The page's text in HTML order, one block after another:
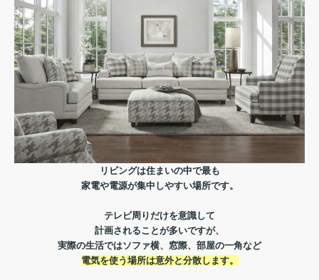
リビングは住まいの中で最も
家電や電源が集中しやすい場所です。
テレビ周りだけを意識して
計画されることが多いですが、
実際の生活ではソファ横、窓際、部屋の一角など
電気を使う場所は意外と分散します。